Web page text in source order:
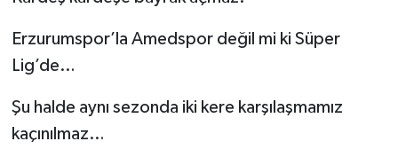
Erzurumspor’la Amedspor değil mi ki Süper
Lig’de…
Şu halde aynı sezonda iki kere karşılaşmamız
kaçınılmaz…